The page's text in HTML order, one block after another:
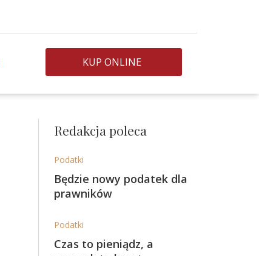
KUP ONLINE
Redakcja poleca
Podatki
Będzie nowy podatek dla
prawników
Podatki
Czas to pieniądz, a